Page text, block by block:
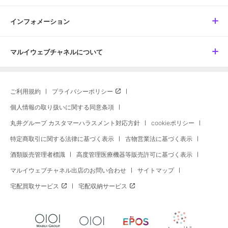
インフォメーション
マルイウェブチャネルについて
ご利用規約 プライバシーポリシー
個人情報の取り扱いに関する同意条項
丸井グループ カスタマーハラスメント対応方針 cookieポリシー
特定商取引に関する法律に基づく表示 古物営業法に基づく表示
酒類販売管理者標識 高度管理医療機器等販売許可に基づく表示
マルイウェブチャネル出店のお問い合わせ サイトマップ
宅配買取サービス 宅配収納サービス